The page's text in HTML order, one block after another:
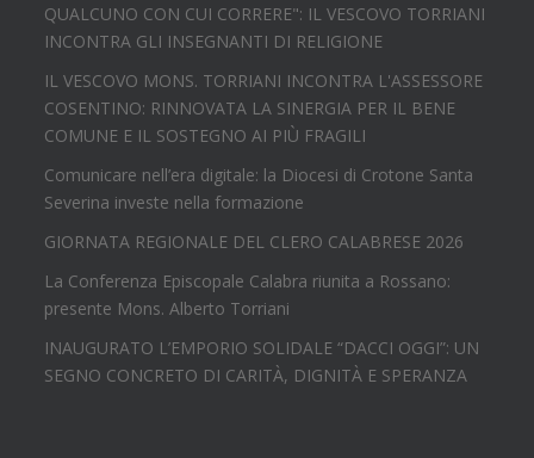
QUALCUNO CON CUI CORRERE": IL VESCOVO TORRIANI
INCONTRA GLI INSEGNANTI DI RELIGIONE
IL VESCOVO MONS. TORRIANI INCONTRA L'ASSESSORE
COSENTINO: RINNOVATA LA SINERGIA PER IL BENE
COMUNE E IL SOSTEGNO AI PIÙ FRAGILI
Comunicare nell’era digitale: la Diocesi di Crotone Santa
Severina investe nella formazione
GIORNATA REGIONALE DEL CLERO CALABRESE 2026
La Conferenza Episcopale Calabra riunita a Rossano:
presente Mons. Alberto Torriani
INAUGURATO L’EMPORIO SOLIDALE “DACCI OGGI”: UN
SEGNO CONCRETO DI CARITÀ, DIGNITÀ E SPERANZA